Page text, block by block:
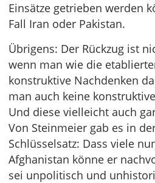
Einsätze getrieben werden
Fall Iran oder Pakistan.
Übrigens: Der Rückzug ist
wenn man wie die
konstruktive Nachdenken
man auch keine
Und diese vielleicht auch
Von Steinmeier gab es in
Schlüsselsatz: Dass viele
Afghanistan könne er
sei unpolitisch und